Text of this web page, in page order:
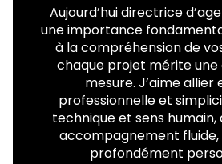
Aujourd’hui directrice
une importance
à la compréhension de
chaque projet mérite
mesure. J’aime allier
professionnelle et
technique et sens humain,
accompagnement
profondément